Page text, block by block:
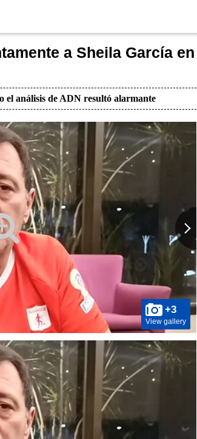
a Sheila García en
el análisis de ADN resultó alarmante
+3
View gallery